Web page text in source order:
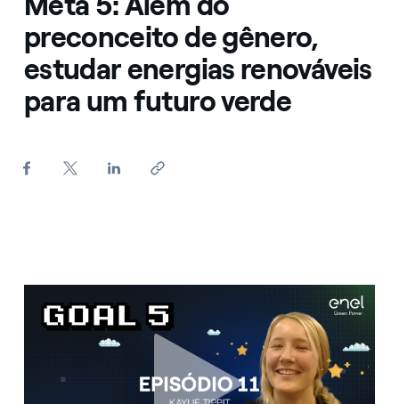
preconceito de gênero,
estudar energias renováveis
para um futuro verde